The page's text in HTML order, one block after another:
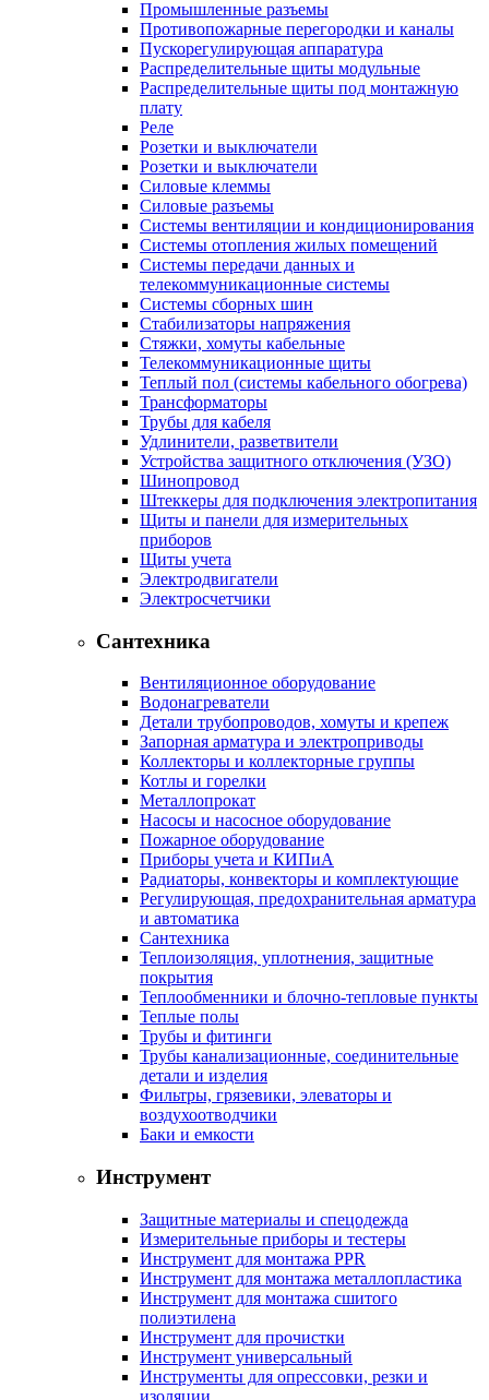
Промышленные разъемы
Противопожарные перегородки и каналы
Пускорегулирующая аппаратура
Распределительные щиты модульные
Распределительные щиты под монтажную
плату
Реле
Розетки и выключатели
Розетки и выключатели
Силовые клеммы
Силовые разъемы
Системы вентиляции и кондиционирования
Системы отопления жилых помещений
Системы передачи данных и
телекоммуникационные системы
Системы сборных шин
Стабилизаторы напряжения
Стяжки, хомуты кабельные
Телекоммуникационные щиты
Теплый пол (системы кабельного обогрева)
Трансформаторы
Трубы для кабеля
Удлинители, разветвители
Устройства защитного отключения (УЗО)
Шинопровод
Штеккеры для подключения электропитания
Щиты и панели для измерительных
приборов
Щиты учета
Электродвигатели
Электросчетчики
Сантехника
Вентиляционное оборудование
Водонагреватели
Детали трубопроводов, хомуты и крепеж
Запорная арматура и электроприводы
Коллекторы и коллекторные группы
Котлы и горелки
Металлопрокат
Насосы и насосное оборудование
Пожарное оборудование
Приборы учета и КИПиА
Радиаторы, конвекторы и комплектующие
Регулирующая, предохранительная арматура
и автоматика
Сантехника
Теплоизоляция, уплотнения, защитные
покрытия
Теплообменники и блочно-тепловые пункты
Теплые полы
Трубы и фитинги
Трубы канализационные, соединительные
детали и изделия
Фильтры, грязевики, элеваторы и
воздухоотводчики
Баки и емкости
Инструмент
Защитные материалы и спецодежда
Измерительные приборы и тестеры
Инструмент для монтажа PPR
Инструмент для монтажа металлопластика
Инструмент для монтажа сшитого
полиэтилена
Инструмент для прочистки
Инструмент универсальный
Инструменты для опрессовки, резки и
изоляции